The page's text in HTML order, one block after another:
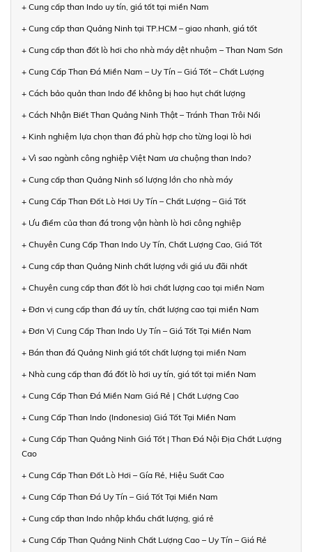
+ Cung cấp than Indo uy tín, giá tốt tại miền Nam
+ Cung cấp than Quảng Ninh tại TP.HCM – giao nhanh, giá tốt
+ Cung cấp than đốt lò hơi cho nhà máy dệt nhuộm – Than Nam Sơn
+ Cung Cấp Than Đá Miền Nam – Uy Tín – Giá Tốt – Chất Lượng
+ Cách bảo quản than Indo để không bị hao hụt chất lượng
+ Cách Nhận Biết Than Quảng Ninh Thật – Tránh Than Trôi Nổi
+ Kinh nghiệm lựa chọn than đá phù hợp cho từng loại lò hơi
+ Vì sao ngành công nghiệp Việt Nam ưa chuộng than Indo?
+ Cung cấp than Quảng Ninh số lượng lớn cho nhà máy
+ Cung Cấp Than Đốt Lò Hơi Uy Tín – Chất Lượng – Giá Tốt
+ Ưu điểm của than đá trong vận hành lò hơi công nghiệp
+ Chuyên Cung Cấp Than Indo Uy Tín, Chất Lượng Cao, Giá Tốt
+ Cung cấp than Quảng Ninh chất lượng với giá ưu đãi nhất
+ Chuyên cung cấp than đốt lò hơi chất lượng cao tại miền Nam
+ Đơn vị cung cấp than đá uy tín, chất lượng cao tại miền Nam
+ Đơn Vị Cung Cấp Than Indo Uy Tín – Giá Tốt Tại Miền Nam
+ Bán than đá Quảng Ninh giá tốt chất lượng tại miền Nam
+ Nhà cung cấp than đá đốt lò hơi uy tín, giá tốt tại miền Nam
+ Cung Cấp Than Đá Miền Nam Giá Rẻ | Chất Lượng Cao
+ Cung Cấp Than Indo (Indonesia) Giá Tốt Tại Miền Nam
+ Cung Cấp Than Quảng Ninh Giá Tốt | Than Đá Nội Địa Chất Lượng
Cao
+ Cung Cấp Than Đốt Lò Hơi – Gía Rẻ, Hiệu Suất Cao
+ Cung Cấp Than Đá Uy Tín – Giá Tốt Tại Miền Nam
+ Cung cấp than Indo nhập khẩu chất lượng, giá rẻ
+ Cung Cấp Than Quảng Ninh Chất Lượng Cao – Uy Tín – Giá Rẻ